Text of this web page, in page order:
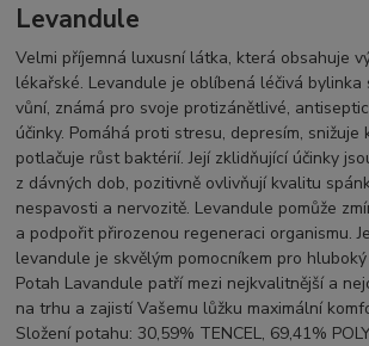
Levandule
Velmi příjemná luxusní látka, která obsahuje
lékařské. Levandule je oblíbená léčivá
vůní, známá pro svoje protizánětlivé,
účinky. Pomáhá proti stresu, depresím, snižuje
potlačuje růst baktérií. Její zklidňující účinky
z dávných dob, pozitivně ovlivňují kvalitu
nespavosti a nervozitě. Levandule pomůže
a podpořit přirozenou regeneraci organismu.
levandule je skvělým pomocníkem pro
Potah Lavandule patří mezi nejkvalitnější a
na trhu a zajistí Vašemu lůžku maximální
Složení potahu: 30,59% TENCEL, 69,41%